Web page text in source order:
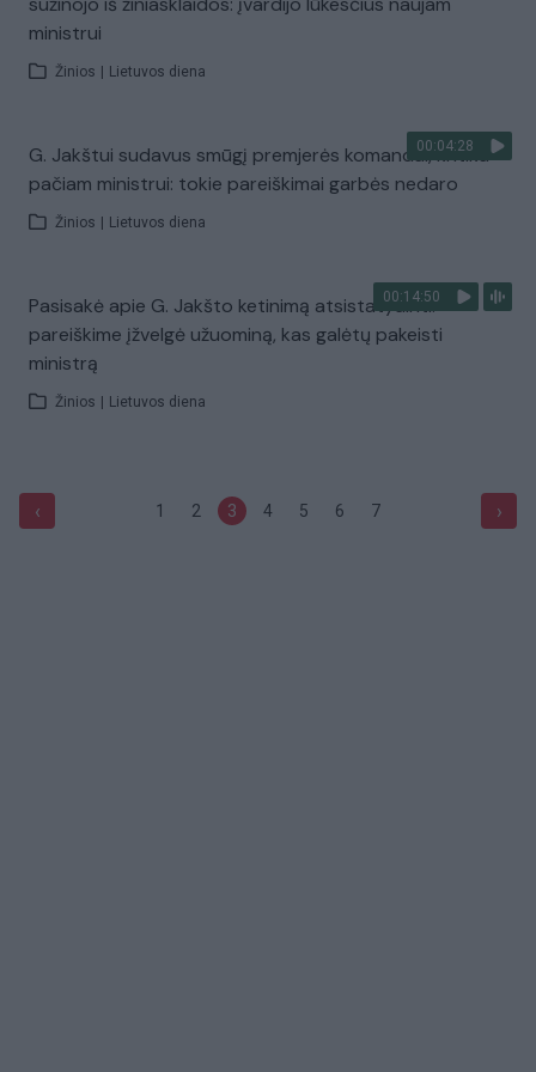
ministrui
Žinios Lietuvos diena
00:04:28
G. Jakštui sudavus smūgį premjerės komandai, kritika
pačiam ministrui: tokie pareiškimai garbės nedaro
Žinios Lietuvos diena
00:14:50
Pasisakė apie G. Jakšto ketinimą atsistatydinti:
pareiškime įžvelgė užuominą, kas galėtų pakeisti
ministrą
Žinios Lietuvos diena
‹ 1 2 3 4 5 6 7 ›